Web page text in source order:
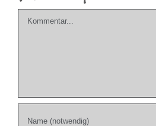
Kommentar